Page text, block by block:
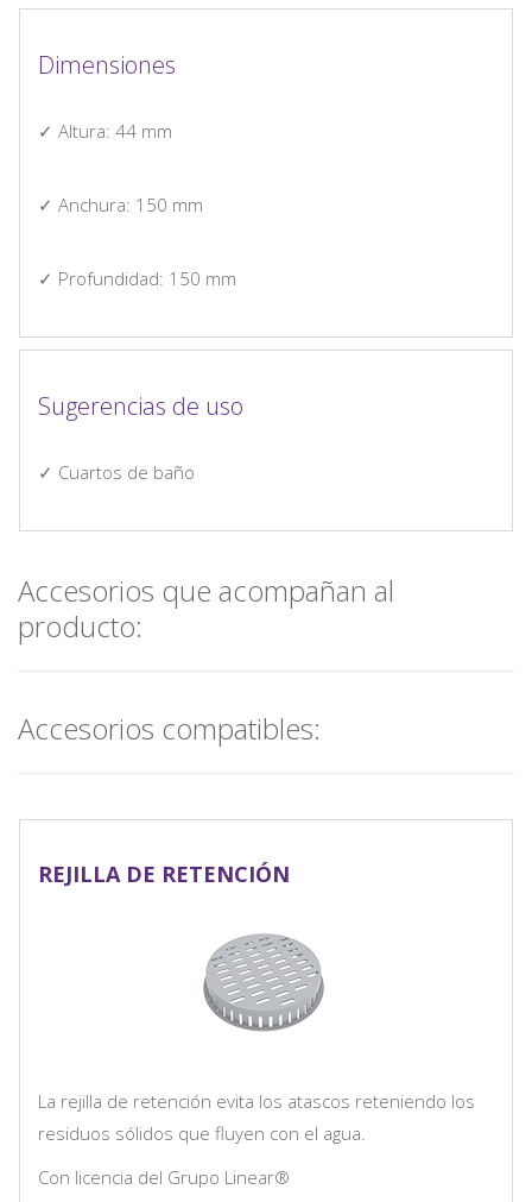
Dimensiones
✓ Altura: 44 mm
✓ Anchura: 150 mm
✓ Profundidad: 150 mm
Sugerencias de uso
✓ Cuartos de baño
Accesorios que acompañan al
producto:
Accesorios compatibles:
REJILLA DE RETENCIÓN
La rejilla de retención evita los atascos reteniendo los
residuos sólidos que fluyen con el agua.
Con licencia del Grupo Linear®